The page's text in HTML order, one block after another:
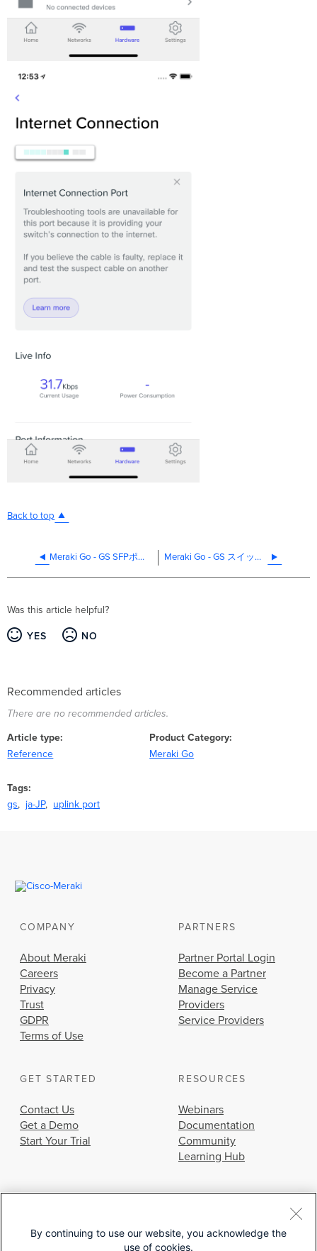
Back to top
Meraki Go - GS SFPポート 解説 Meraki Go - GS スイッチポートの概要
Was this article helpful?
YES NO
Recommended articles
There are no recommended articles.
Article type
Reference
Product Category
Meraki Go
Tags
gs
ja-JP uplink port
COMPANY
About Meraki
Careers
Privacy
Trust
GDPR
Terms of Use
PARTNERS
Partner Portal Login
Become a Partner
Manage Service
Providers
Service Providers
GET STARTED
Contact Us
Get a Demo
Start Your Trial
RESOURCES
Webinars
Documentation
Community
Learning Hub
By continuing to use our website, you acknowledge the
use of cookies.